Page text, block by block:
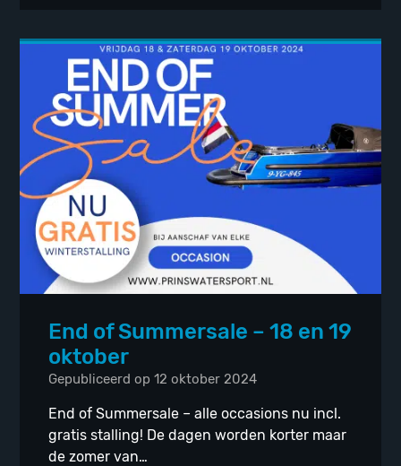
End of Summersale – 18 en 19
oktober
Gepubliceerd op 12 oktober 2024
End of Summersale – alle occasions nu incl.
gratis stalling! De dagen worden korter maar
de zomer van…